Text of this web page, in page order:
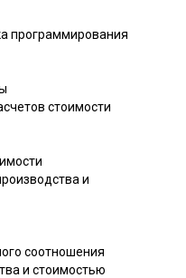
программирования
стоимости
и
соотношения
и стоимостью